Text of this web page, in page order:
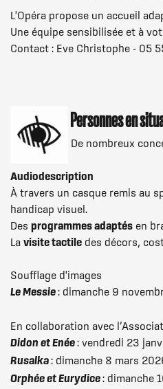
L'Opéra propose un accueil
Une équipe sensibilisée et à
Contact : Eve Christophe - 05
Personnes en
De nombreux
Audiodescription
À travers un casque remis au
handicap visuel.
Des programmes adaptés en
La visite tactile des décors,
Soufflage d'images
Le Messie: dimanche 9
En collaboration avec
Didon et Enée: vendredi 23
Rusalka: dimanche 8 mars
Orphée et Eurydice: dimanche